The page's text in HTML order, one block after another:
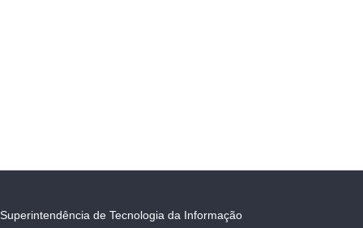
Superintendência de Tecnologia da Informação